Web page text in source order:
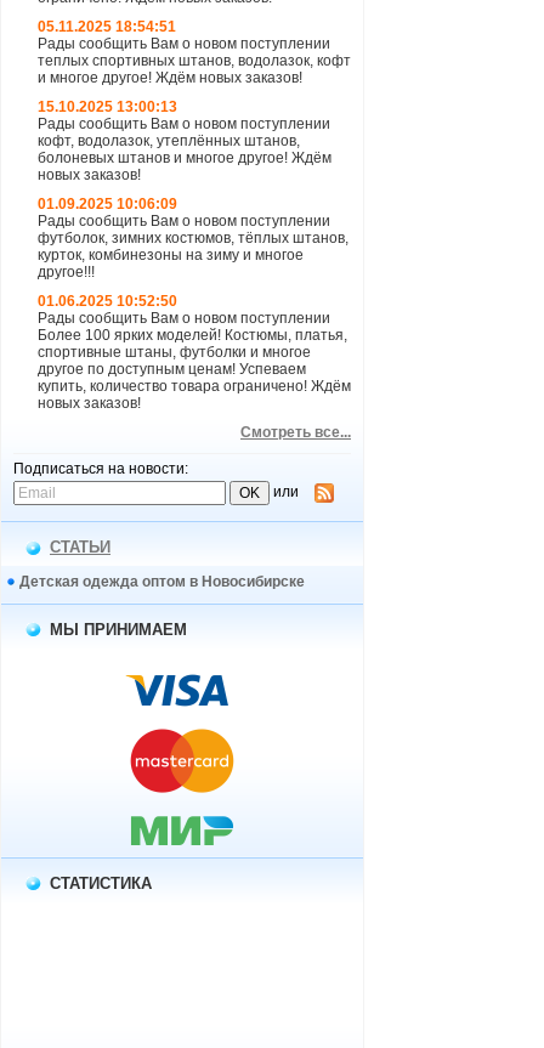
05.11.2025 18:54:51
Рады сообщить Вам о новом поступлении
теплых спортивных штанов, водолазок, кофт
и многое другое! Ждём новых заказов!
15.10.2025 13:00:13
Рады сообщить Вам о новом поступлении
кофт, водолазок, утеплённых штанов,
болоневых штанов и многое другое! Ждём
новых заказов!
01.09.2025 10:06:09
Рады сообщить Вам о новом поступлении
футболок, зимних костюмов, тёплых штанов,
курток, комбинезоны на зиму и многое
другое!!!
01.06.2025 10:52:50
Рады сообщить Вам о новом поступлении
Более 100 ярких моделей! Костюмы, платья,
спортивные штаны, футболки и многое
другое по доступным ценам! Успеваем
купить, количество товара ограничено! Ждём
новых заказов!
Смотреть все...
Подписаться на новости:
или
СТАТЬИ
Детская одежда оптом в Новосибирске
МЫ ПРИНИМАЕМ
СТАТИСТИКА